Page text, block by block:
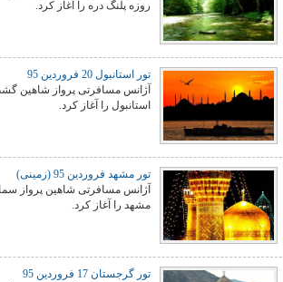
روزه پلنگ دره را آغاز کرد.
تور استانبول 20 فروردین 95
آژانس مسافرتی پرواز شاهین گشت ثبت نام تور
استانبول را آغاز کرد.
تور مشهد فروردین 95 (زمینی)
آژانس مسافرتی شاهین پرواز سما ثبت نام تور زمینی
مشهد را آغاز کرد.
تور گرجستان 17 فروردین 95